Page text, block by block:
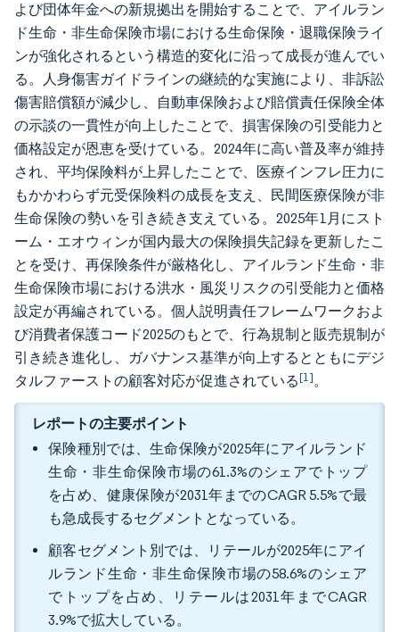
よび団体年金への新規拠出を開始することで、アイルラン
ド生命・非生命保険市場における生命保険・退職保険ライ
ンが強化されるという構造的変化に沿って成長が進んでい
る。人身傷害ガイドラインの継続的な実施により、非訴訟
傷害賠償額が減少し、自動車保険および賠償責任保険全体
の示談の一貫性が向上したことで、損害保険の引受能力と
価格設定が恩恵を受けている。2024年に高い普及率が維持
され、平均保険料が上昇したことで、医療インフレ圧力に
もかかわらず元受保険料の成長を支え、民間医療保険が非
生命保険の勢いを引き続き支えている。2025年1月にスト
ーム・エオウィンが国内最大の保険損失記録を更新したこ
とを受け、再保険条件が厳格化し、アイルランド生命・非
生命保険市場における洪水・風災リスクの引受能力と価格
設定が再編されている。個人説明責任フレームワークおよ
び消費者保護コード2025のもとで、行為規制と販売規制が
引き続き進化し、ガバナンス基準が向上するとともにデジ
タルファーストの顧客対応が促進されている[1]。
レポートの主要ポイント
保険種別では、生命保険が2025年にアイルランド
生命・非生命保険市場の61.3%のシェアでトップ
を占め、健康保険が2031年までのCAGR 5.5%で最
も急成長するセグメントとなっている。
顧客セグメント別では、リテールが2025年にアイ
ルランド生命・非生命保険市場の58.6%のシェア
でトップを占め、リテールは2031年までCAGR
3.9%で拡大している。